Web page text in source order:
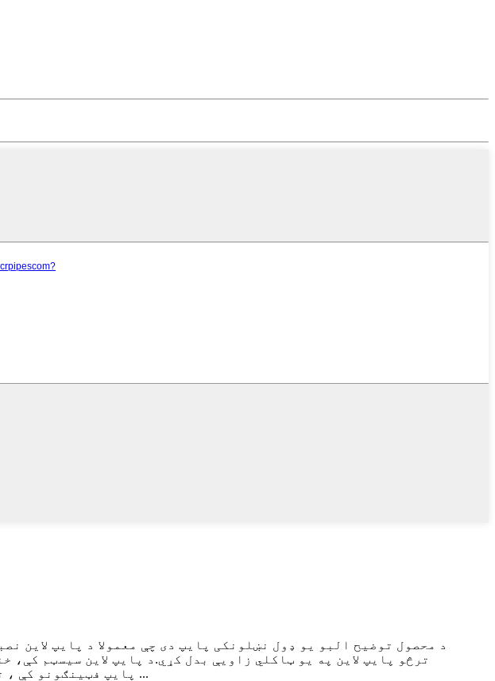
د محصول توضیح البو یو ډول نښلونکی پایپ دی چې معمولا د پایپ لاین
ترڅو پایپ لاین په یو ټاکلي زاویې بدل کړي.د پایپ لاین سیسټم
پایپ فټینګونو کې ، تناسب ترټولو لوی دی ، شاوخوا 80٪.عموما، د جوړولو مختلف پروسې انتخاب کیږي ...